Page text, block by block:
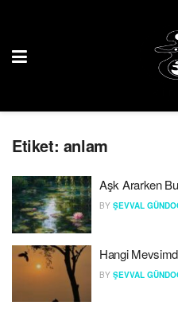
Etiket: anlam
Aşk Ararken
BY ŞEVVAL
Hangi
BY ŞEVVAL